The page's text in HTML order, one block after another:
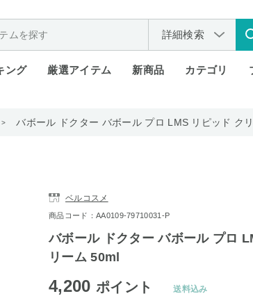
詳細検索
ング 厳選アイテム 新商品 カテゴリ
バボール ドクター バボール プロ LMS リピッド ク
ベルコスメ
商品コード：AA0109-79710031-P
バボール ドクター バボール プロ
リーム 50ml
4,200 ポイント 送料込み